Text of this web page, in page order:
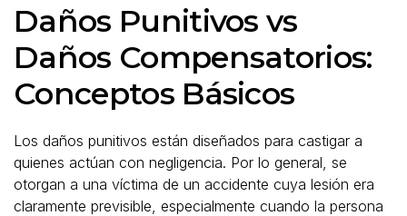
Daños Punitivos vs
Daños Compensatorios:
Conceptos Básicos
Los daños punitivos están diseñados para castigar a
quienes actúan con negligencia. Por lo general, se
otorgan a una víctima de un accidente cuya lesión era
claramente previsible, especialmente cuando la persona